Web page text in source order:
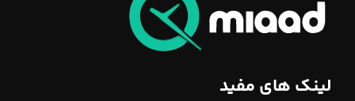
لینک های مفید